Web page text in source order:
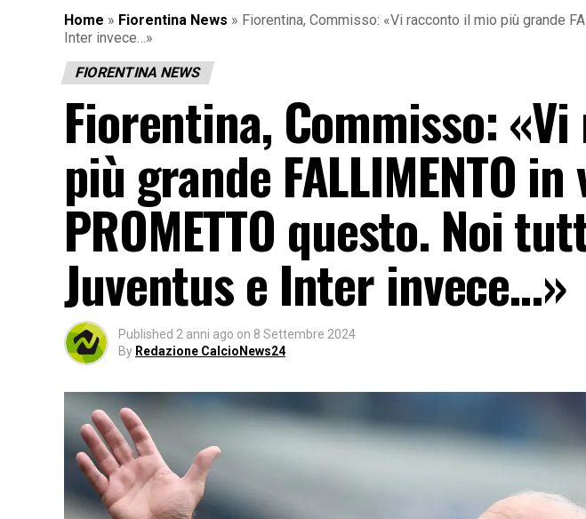
Home » Fiorentina News » Fiorentina, Commisso: «Vi racconto il mio più grande
Inter invece…»
FIORENTINA NEWS
Fiorentina, Commisso:
più grande FALLIMENTO
PROMETTO questo. Noi
Juventus e Inter invece…»
Published 2 anni ago on 8 Settembre 2024
By Redazione CalcioNews24